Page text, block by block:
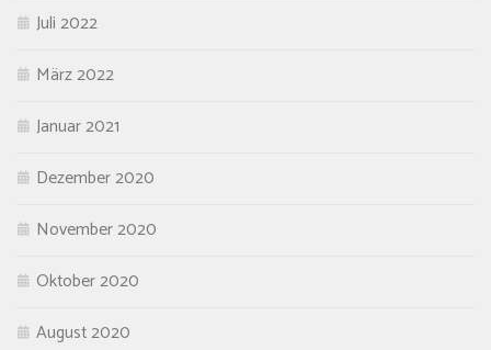
Juli 2022
März 2022
Januar 2021
Dezember 2020
November 2020
Oktober 2020
August 2020